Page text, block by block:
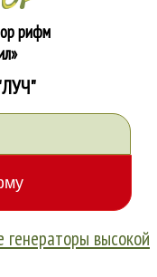
рифм
высокой